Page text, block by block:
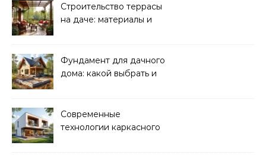
Строительство террасы
на даче: материалы и
Фундамент для дачного
дома: какой выбрать и
Современные
технологии каркасного